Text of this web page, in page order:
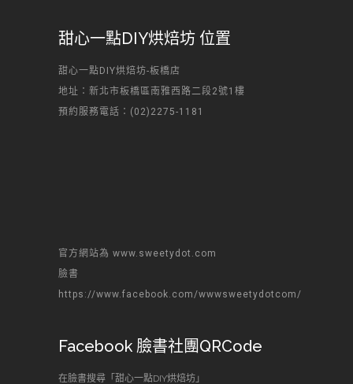
甜心一點DIY烘焙坊 位置
甜心一點DIY烘焙坊-板橋店
地址：新北市板橋區南雅西路二段2號1樓
預約服務電話：(02)2275-1181
官方網站為 www.sweetydot.com
臉書
https://www.facebook.com/wwwsweetydotcom/
Facebook 臉書社團QRCode
在臉書搜尋「甜心一點DIY烘焙坊」